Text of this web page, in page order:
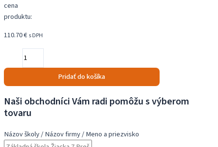
cena
produktu:
110.70€s DPH
množstvo
VA2406-
H
LED
FHD
Pridať do košíka
Naši obchodníci Vám radi pomôžu s výberom
tovaru
Názov školy / Názov firmy / Meno a priezvisko